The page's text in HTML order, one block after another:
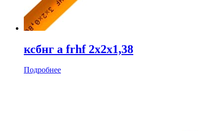
ксбнг а frhf 2х2х1,38
Подробнее